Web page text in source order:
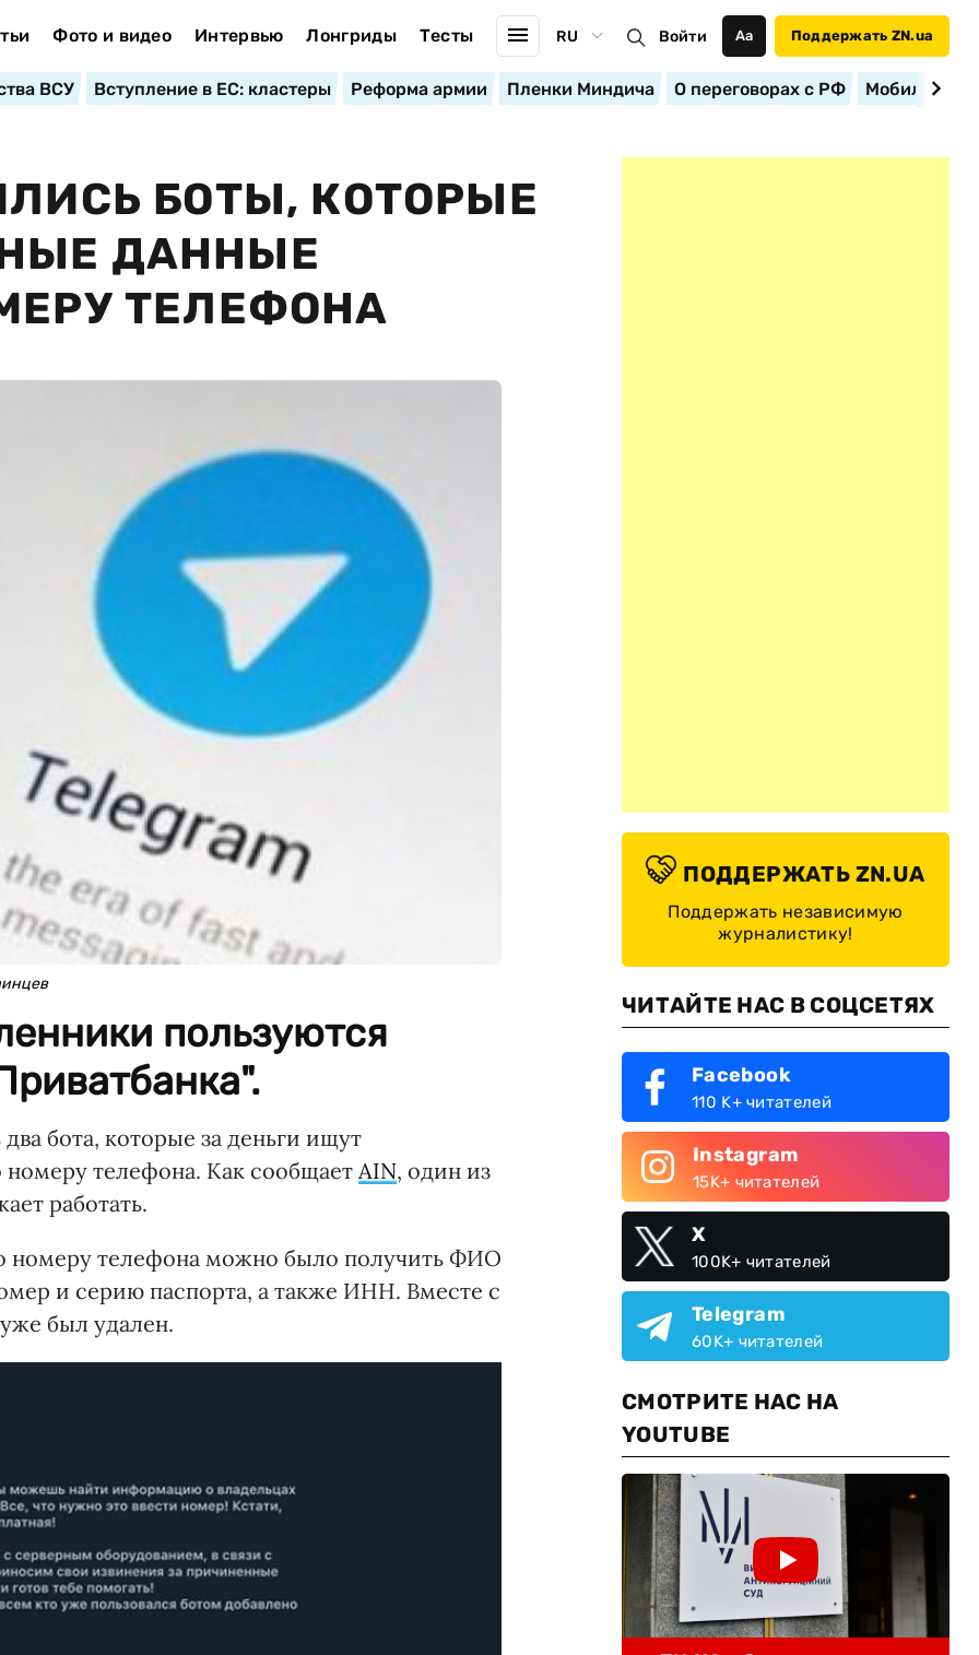
Фото и видео Интервью Лонгриды Тесты RU Войти Аа Поддержать ZN.ua
ВСУ Вступление в ЕС: кластеры Реформа армии Пленки Миндича О переговорах с РФ
БОТЫ, КОТОРЫЕ
ДАННЫЕ
ТЕЛЕФОНА
пользуются
бота, которые за деньги ищут
телефона. Как сообщает AIN, один из
работать.
номеру телефона можно было получить ФИО
и серию паспорта, а также ИНН. Вместе с
был удален.
ПОДДЕРЖАТЬ ZN.UA
Поддержать независимую
журналистику!
ЧИТАЙТЕ НАС В СОЦСЕТЯХ
Facebook
110 K+ читателей
Instagram
15K+ читателей
X
100K+ читателей
Telegram
60K+ читателей
СМОТРИТЕ НАС НА
YOUTUBE